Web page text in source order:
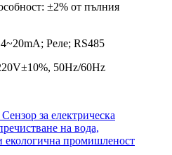
±2% от пълния
Реле; RS485
50Hz/60Hz